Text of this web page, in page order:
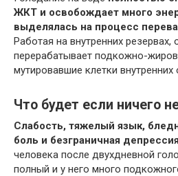
ЖКТ и освобождает много
выделялась на процесс
Работая на внутренних резервах,
перерабатывает подкожно-
мутировавшие клетки внутренних
Что будет если ничего
Слабость, тяжелый язык,
боль и безграничная депрессия
человека после двухдневной
полный и у него много